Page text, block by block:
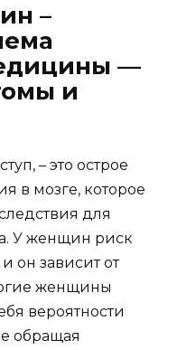
–
—
и
– это острое
в мозге, которое
для
У женщин риск
он зависит от
женщины
вероятности
обращая